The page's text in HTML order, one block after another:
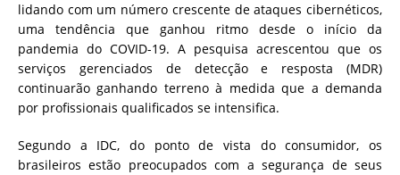
lidando com um número crescente de ataques cibernéticos,
uma tendência que ganhou ritmo desde o início da
pandemia do COVID-19. A pesquisa acrescentou que os
serviços gerenciados de detecção e resposta (MDR)
continuarão ganhando terreno à medida que a demanda
por profissionais qualificados se intensifica.
Segundo a IDC, do ponto de vista do consumidor, os
brasileiros estão preocupados com a segurança de seus